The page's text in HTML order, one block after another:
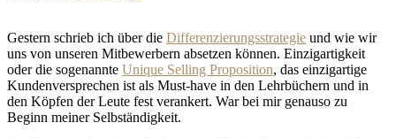
Gestern schrieb ich über die Differenzierungsstrategie und wie wir
uns von unseren Mitbewerbern absetzen können. Einzigartigkeit
oder die sogenannte Unique Selling Proposition, das einzigartige
Kundenversprechen ist als Must-have in den Lehrbüchern und in
den Köpfen der Leute fest verankert. War bei mir genauso zu
Beginn meiner Selbständigkeit.